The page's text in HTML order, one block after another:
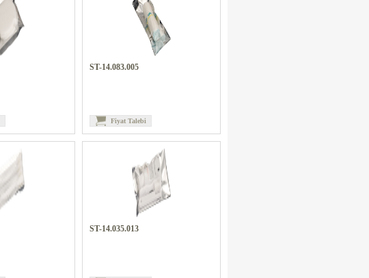
ST-14.083.005
Fiyat Talebi
ST-14.035.013